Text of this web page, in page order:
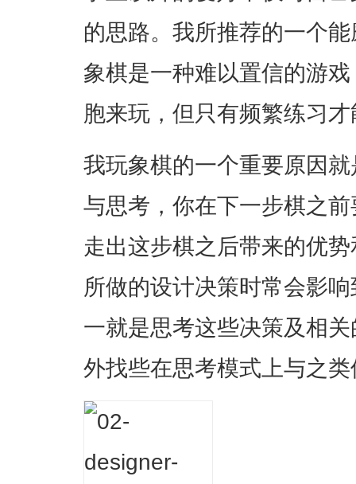
的思路。我所推荐的一个
象棋是一种难以置信的游
胞来玩，但只有频繁练习
我玩象棋的一个重要原因
与思考，你在下一步棋之
走出这步棋之后带来的优
所做的设计决策时常会影
一就是思考这些决策及相
外找些在思考模式上与之